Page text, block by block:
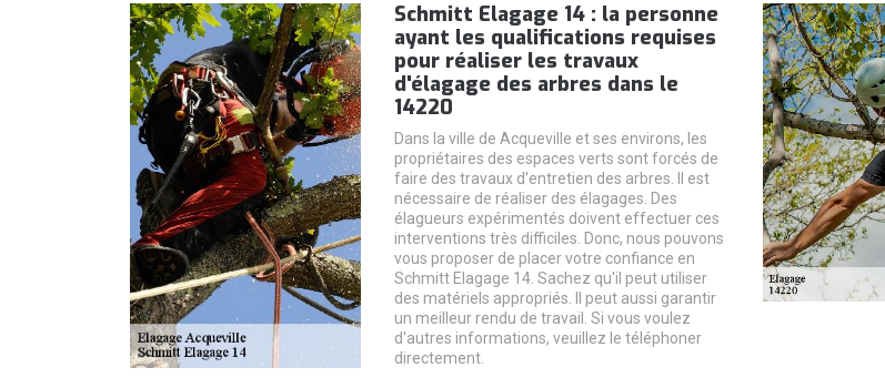
Schmitt Elagage 14 : la personne
ayant les qualifications requises
pour réaliser les travaux
d'élagage des arbres dans le
14220
Dans la ville de Acqueville et ses environs, les
propriétaires des espaces verts sont forcés de
faire des travaux d'entretien des arbres. Il est
nécessaire de réaliser des élagages. Des
élagueurs expérimentés doivent effectuer ces
interventions très difficiles. Donc, nous pouvons
vous proposer de placer votre confiance en
Schmitt Elagage 14. Sachez qu'il peut utiliser
des matériels appropriés. Il peut aussi garantir
un meilleur rendu de travail. Si vous voulez
d'autres informations, veuillez le téléphoner
directement.